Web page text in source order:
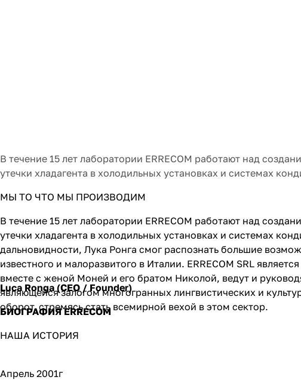
В течение 15 лет лаборатории ERRECOM работают над
утечки хладагента в холодильных установках и системах
МЫ ТО ЧТО МЫ ПРОИЗВОДИМ
В течение 15 лет лаборатории ERRECOM работают над
утечки хладагента в холодильных установках и системах
дальновидности, Лука Ронга смог распознать большие
известного и малоразвитого в Италии. ERRECOM SRL
вместе с женой Моней и его братом Николой, ведут и
являющейся залогом многогранных лингвистических и
оборот, стремясь стать всемирной вехой в этом сектор.
Luca Ronga (CEO / Founder)
БИОГРАФИЯ ERRECOM
НАША ИСТОРИЯ
Апрель 2001г